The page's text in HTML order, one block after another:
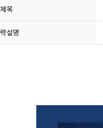
제목
설명